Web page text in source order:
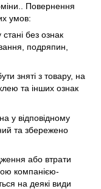
Повернення
умов:
без ознак
подряпин,
зняті з товару, на
та інших ознак
у відповідному
та збережено
або втрати
компанією-
на деякі види